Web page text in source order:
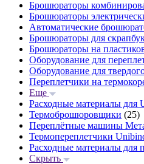
Брошюраторы
Брошюраторы
Автоматические
Брошюраторы для
Брошюраторы на
Оборудование для
Оборудование для
Переплетчики на
Еще
Расходные материалы для
Термоброшюровщики (25)
Переплётные машины
Термопереплетчики
Расходные материалы для
Скрыть